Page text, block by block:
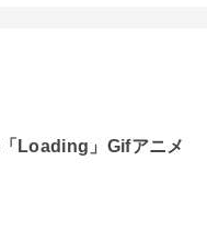
Loading」Gifアニメ